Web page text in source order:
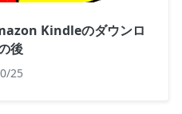
Kindleのダウンロ
後
25